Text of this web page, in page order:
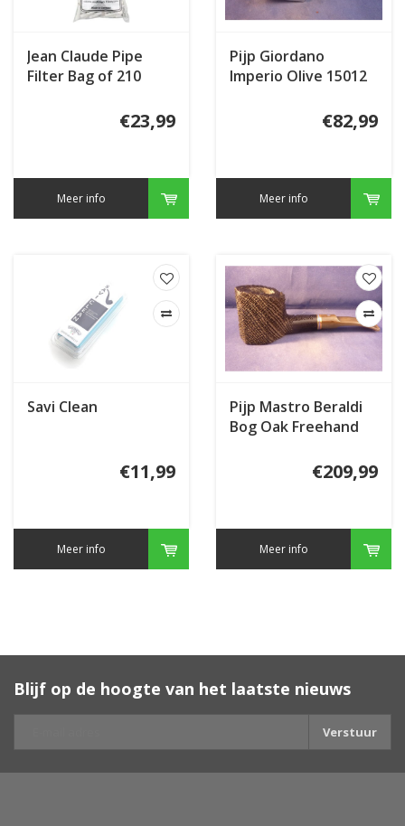
Jean Claude Pipe
Filter Bag of 210
€23,99
Meer info
Pijp Giordano
Imperio Olive 15012
€82,99
Meer info
Savi Clean
€11,99
Meer info
Pijp Mastro Beraldi
Bog Oak Freehand
€209,99
Meer info
Blijf op de hoogte van het laatste nieuws
Verstuur